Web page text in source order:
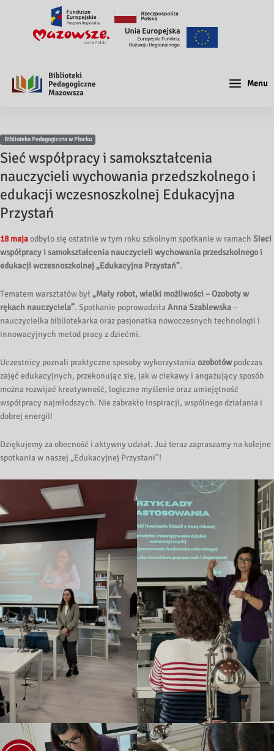
Menu
Biblioteka Pedagogiczna w Płocku
Sieć współpracy i samokształcenia
nauczycieli wychowania przedszkolnego i
edukacji wczesnoszkolnej Edukacyjna
Przystań
18 majaodbyło się ostatnie w tym roku szkolnym spotkanie w ramach Sieci
współpracy i samokształcenia nauczycieli wychowania przedszkolnego i
edukacji wczesnoszkolnej „Edukacyjna Przystań”.
Tematem warsztatów był „Mały robot, wielki możliwości – Ozoboty w
rękach nauczyciela”. Spotkanie poprowadziłaAnna Szablewska –
nauczycielka bibliotekarka oraz pasjonatka nowoczesnych technologii i
innowacyjnych metod pracy z dziećmi.
Uczestnicy poznali praktyczne sposoby wykorzystaniaozobotów podczas
zajęć edukacyjnych, przekonując się, jak w ciekawy i angażujący sposób
można rozwijać kreatywność, logiczne myślenie oraz umiejętność
współpracy najmłodszych. Nie zabrakło inspiracji, wspólnego działania i
dobrej energii!
Dziękujemy za obecność i aktywny udział. Już teraz zapraszamy na kolejne
spotkania w naszej „Edukacyjnej Przystani”!